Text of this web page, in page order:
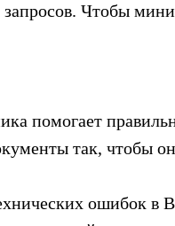
Чтобы
помогает
так, чтобы
ошибок